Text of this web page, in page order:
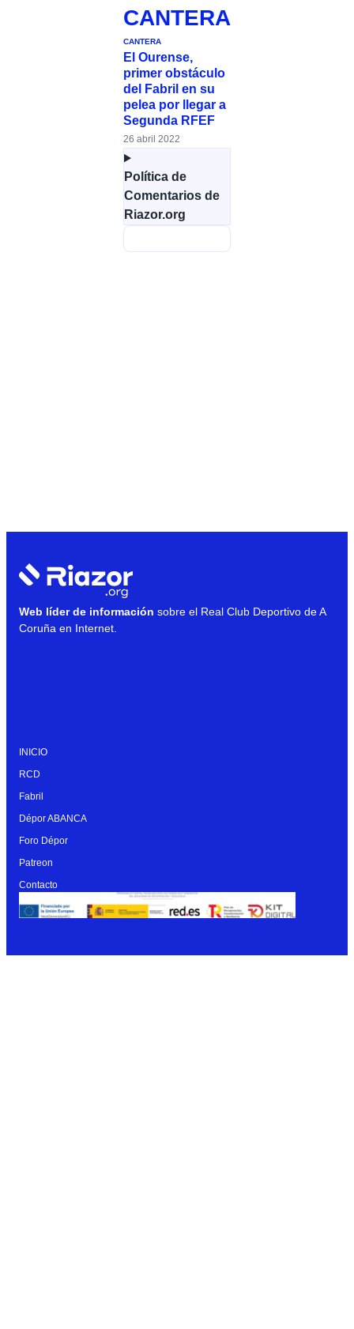
CANTERA
CANTERA
El Ourense,
primer obstáculo
del Fabril en su
pelea por llegar a
Segunda RFEF
26 abril 2022
Política de
Comentarios de
Riazor.org
Web líder de información sobre el Real Club Deportivo de A
Coruña en Internet.
INICIO
RCD
Fabril
Dépor ABANCA
Foro Dépor
Patreon
Contacto